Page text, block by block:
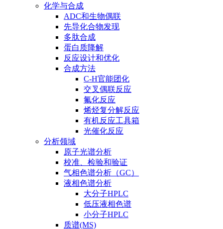
化学与合成
ADC和生物偶联
先导化合物发现
多肽合成
蛋白质降解
反应设计和优化
合成方法
C-H官能团化
交叉偶联反应
氟化反应
烯烃复分解反应
有机反应工具箱
光催化反应
分析领域
原子光谱分析
校准、检验和验证
气相色谱分析（GC）
液相色谱分析
大分子HPLC
低压液相色谱
小分子HPLC
质谱(MS)